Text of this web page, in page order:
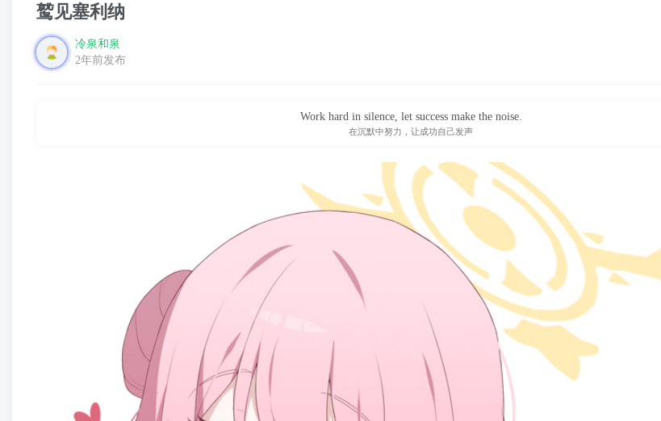
鹫见塞利纳
冷泉和泉
2年前发布
Work hard in silence, let success make the noise.
在沉默中努力，让成功自己发声